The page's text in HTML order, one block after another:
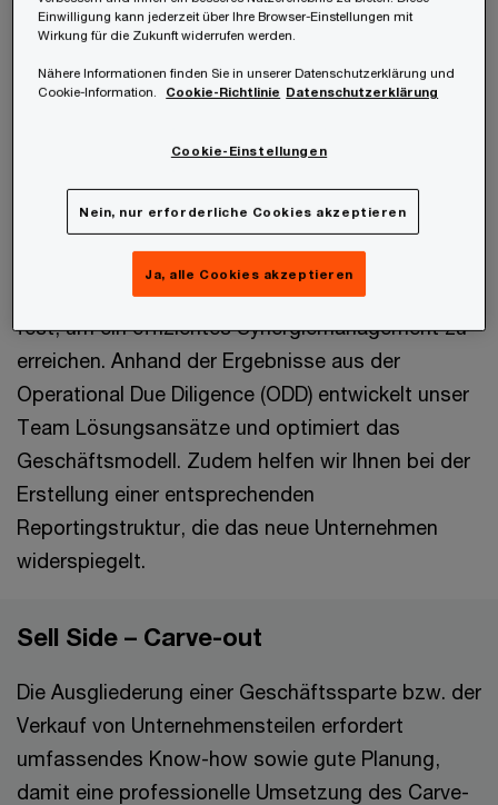
negativ beeinflussen könnten? Wie minimiere ich
Störungen im Geschäftsbetrieb während und
nach der Übernahme?
Unsere Experten im Bereich Post Merger
Integration (PMI) helfen Ihnen bereits vor dem
Abschluss der Transaktion, Ihre Fragen zu klären
und sich effizient auf den Day One vorzubereiten.
Gemeinsam legen wir klare Strukturen und Ziele
fest, um ein effizientes Synergiemanagement zu
erreichen. Anhand der Ergebnisse aus der
Operational Due Diligence (ODD) entwickelt unser
Team Lösungsansätze und optimiert das
Geschäftsmodell. Zudem helfen wir Ihnen bei der
Erstellung einer entsprechenden
Reportingstruktur, die das neue Unternehmen
widerspiegelt.
Sell Side – Carve-out
Die Ausgliederung einer Geschäftssparte bzw. der
Verkauf von Unternehmensteilen erfordert
umfassendes Know-how sowie gute Planung,
damit eine professionelle Umsetzung des Carve-
Einwilligung kann jederzeit über Ihre Browser-Einstellungen mit
Wirkung für die Zukunft widerrufen werden.
Nähere Informationen finden Sie in unserer Datenschutzerklärung und
Cookie-Information.
Cookie-Richtlinie Datenschutzerklärung
Cookie-Einstellungen
Nein, nur erforderliche Cookies akzeptieren
Ja, alle Cookies akzeptieren